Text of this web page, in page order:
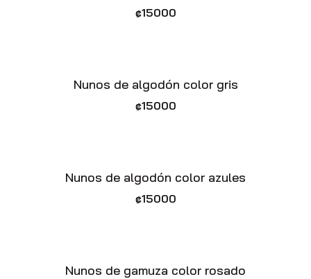
₡15000
Nunos de algodón color gris
₡15000
Nunos de algodón color azules
₡15000
Nunos de gamuza color rosado